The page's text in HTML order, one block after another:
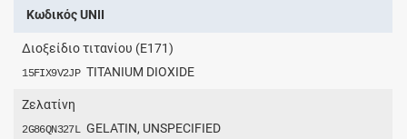
Κωδικός UNII
Διοξείδιο τιτανίου (Ε171)
15FIX9V2JP TITANIUM DIOXIDE
Ζελατίνη
2G86QN327L GELATIN, UNSPECIFIED